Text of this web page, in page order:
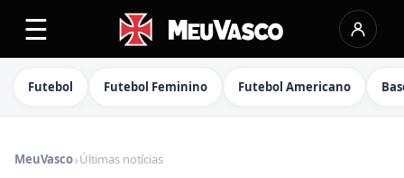
☰
Futebol Futebol Feminino Futebol Americano
MeuVasco›Últimas notícias